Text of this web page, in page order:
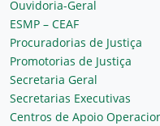
Ouvidoria-Geral
ESMP – CEAF
Procuradorias de Justiça
Promotorias de Justiça
Secretaria Geral
Secretarias Executivas
Centros de Apoio